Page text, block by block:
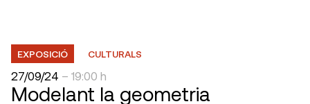
EXPOSICIÓ CULTURALS
27/09/24 – 19:00 h
Modelant la geometria